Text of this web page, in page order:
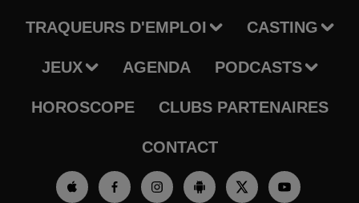
TRAQUEURS D'EMPLOI CASTING
JEUX AGENDA PODCASTS
HOROSCOPE CLUBS PARTENAIRES
CONTACT